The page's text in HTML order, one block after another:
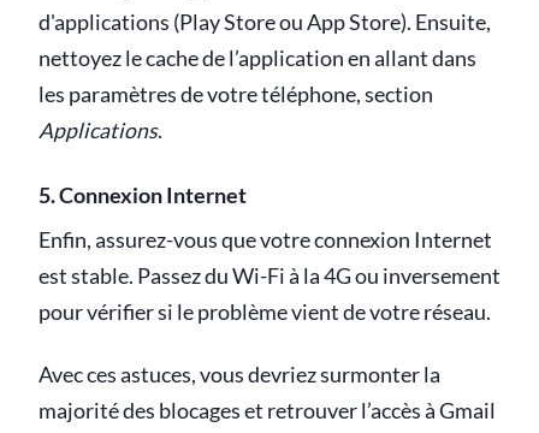
d'applications (Play Store ou App Store). Ensuite,
nettoyez le cache de l’application en allant dans
les paramètres de votre téléphone, section
Applications.
5. Connexion Internet
Enfin, assurez-vous que votre connexion Internet
est stable. Passez du Wi-Fi à la 4G ou inversement
pour vérifier si le problème vient de votre réseau.
Avec ces astuces, vous devriez surmonter la
majorité des blocages et retrouver l’accès à Gmail